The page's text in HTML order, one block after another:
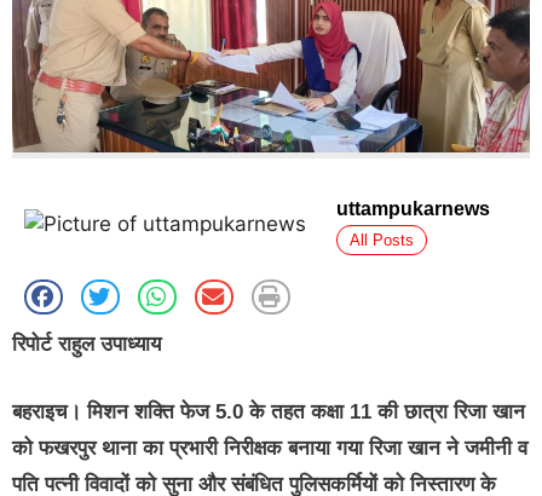
uttampukarnews
All Posts
रिपोर्ट राहुल उपाध्याय
बहराइच। मिशन शक्ति फेज 5.0 के तहत कक्षा 11 की छात्रा रिजा खान
को फखरपुर थाना का प्रभारी निरीक्षक बनाया गया रिजा खान ने जमीनी व
पति पत्नी विवादों को सुना और संबंधित पुलिसकर्मियों को निस्तारण के